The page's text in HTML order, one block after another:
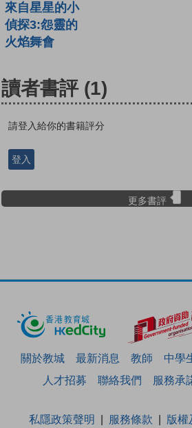
來自星星的小
偵探3:怨靈的
火焰舞會
讀者書評 (1)
請登入給你的書籍評分
登入
更多書評
關於教城 最新消息 教師 中學
人才招募
聯絡我們 服務承
私隱政策聲明 服務條款
版